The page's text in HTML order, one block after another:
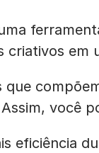
criativos em
que
você
eficiência